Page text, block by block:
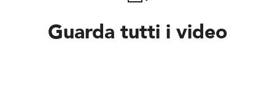
Guarda tutti i video